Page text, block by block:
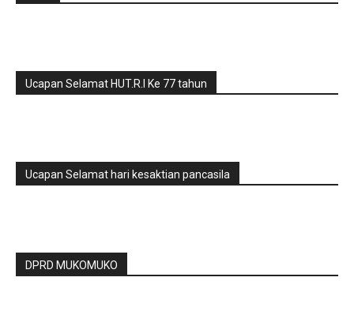
Ucapan Selamat HUT.R.I Ke 77 tahun
Ucapan Selamat hari kesaktian pancasila
DPRD MUKOMUKO